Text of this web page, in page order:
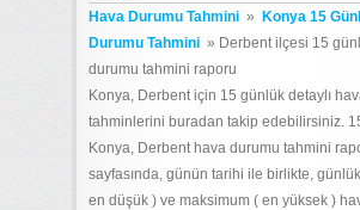
Hava Durumu Tahmini »
Konya 15
Durumu Tahmini » Derbent ilçesi 15
durumu tahmini raporu
Konya, Derbent için 15 günlük detaylı
tahminlerini buradan takip edebilirsiniz.
Konya, Derbent hava durumu tahmini
sayfasında, günün tarihi ile birlikte,
en düşük ) ve maksimum ( en yüksek )